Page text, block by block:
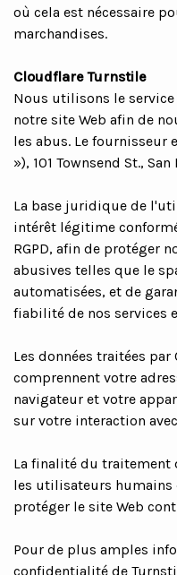
où cela est nécessaire
marchandises.
Cloudflare Turnstile
Nous utilisons le
notre site Web afin de
les abus. Le fournisseur
»), 101 Townsend St.,
La base juridique de
intérêt légitime
RGPD, afin de protéger
abusives telles que le
automatisées, et de
fiabilité de nos services
Les données traitées
comprennent votre
navigateur et votre
sur votre interaction
La finalité du traitement
les utilisateurs humains
protéger le site Web
Pour de plus amples
confidentialité de